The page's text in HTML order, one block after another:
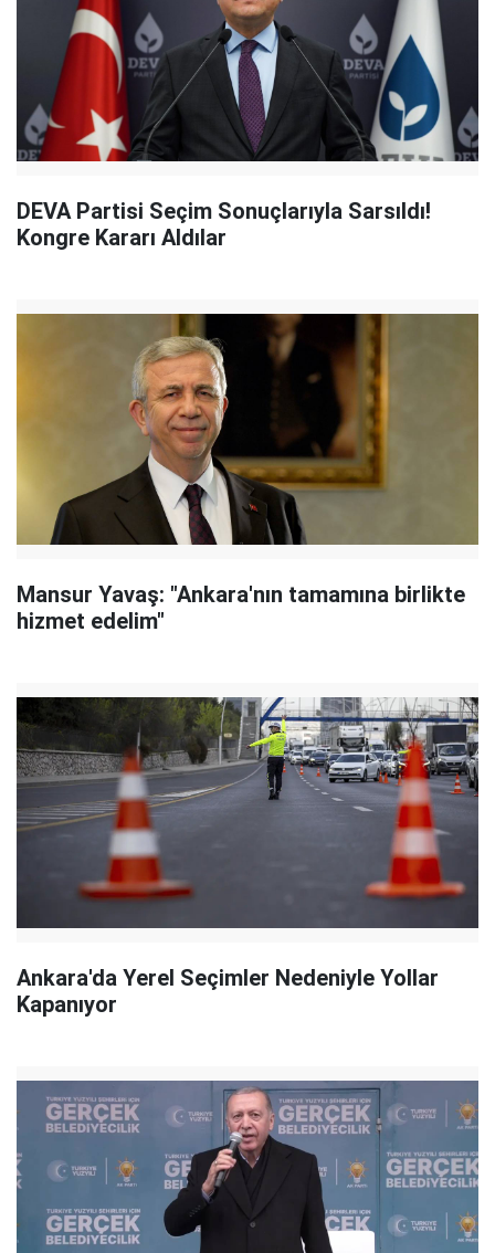
DEVA Partisi Seçim Sonuçlarıyla Sarsıldı!
Kongre Kararı Aldılar
Mansur Yavaş: "Ankara'nın tamamına birlikte
hizmet edelim"
Ankara'da Yerel Seçimler Nedeniyle Yollar
Kapanıyor